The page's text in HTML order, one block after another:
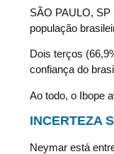
SÃO PAULO, SP
população
Dois terços
confiança do
Ao todo, o Ibope
INCERTEZA
Neymar está